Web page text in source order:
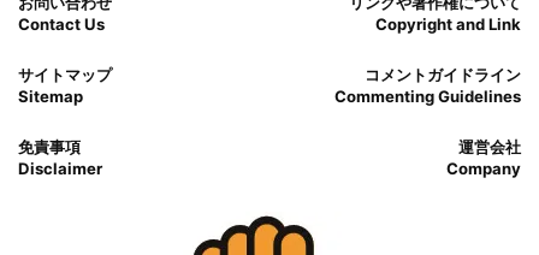
Contact Us
Copyright and Link
サイトマップ
Sitemap
コメントガイドライン
Commenting Guidelines
免責事項
Disclaimer
運営会社
Company